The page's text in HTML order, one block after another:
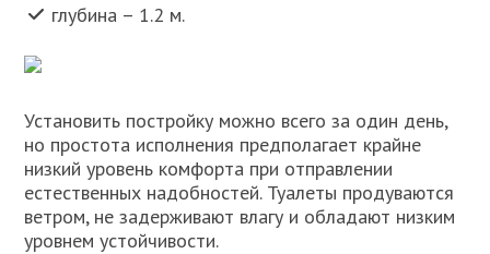
глубина – 1.2 м.
Установить постройку можно всего за один день,
но простота исполнения предполагает крайне
низкий уровень комфорта при отправлении
естественных надобностей. Туалеты продуваются
ветром, не задерживают влагу и обладают низким
уровнем устойчивости.